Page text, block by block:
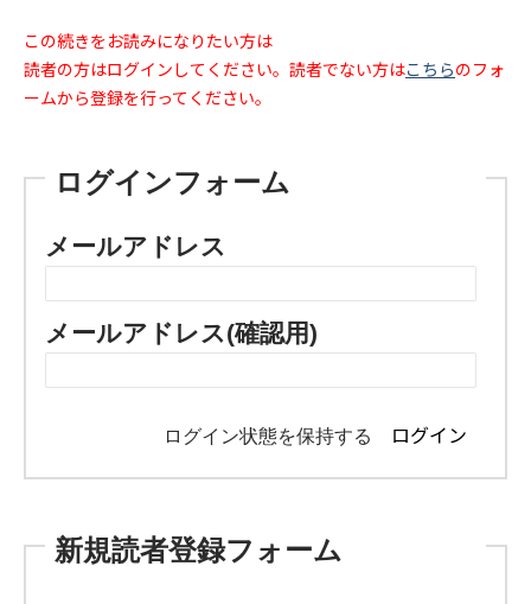
この続きをお読みになりたい方は
読者の方はログインしてください。読者でない方はこちらのフォ
ームから登録を行ってください。
ログインフォーム
メールアドレス
メールアドレス(確認用)
ログイン状態を保持する
新規読者登録フォーム